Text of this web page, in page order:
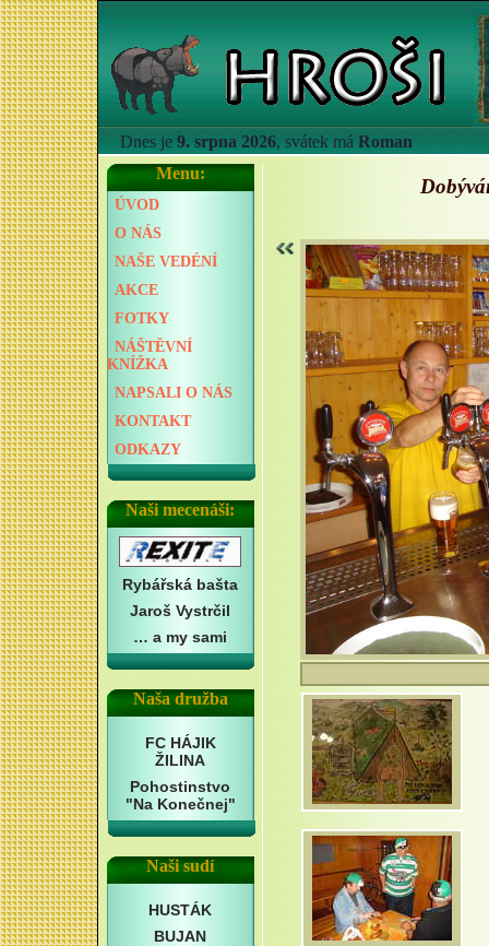
Dnes je 9. srpna 2026, svátek má Roman
Menu:
ÚVOD
O NÁS
NAŠE VEDÉNÍ
AKCE
FOTKY
NÁŠTĚVNÍ
KNÍŽKA
NAPSALI O NÁS
KONTAKT
ODKAZY
Naši mecenáši:
Rybářská bašta
Jaroš Vystrčil
… a my sami
Naša družba
FC HÁJIK
ŽILINA
Pohostinstvo
"Na Konečnej"
Naši sudí
HUSTÁK
BUJAN